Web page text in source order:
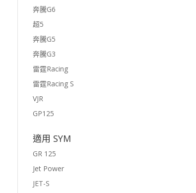
奔騰G6
超5
奔騰G5
奔騰G3
雷霆Racing
雷霆Racing S
VJR
GP125
適用 SYM
GR 125
Jet Power
JET-S